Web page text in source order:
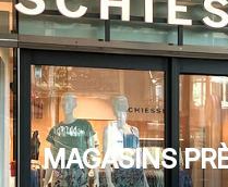
MAGASINS